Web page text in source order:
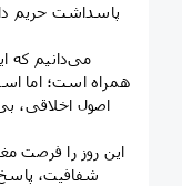
پاسداشت حریم
می‌دانیم که
همراه است؛ اما
اصول اخلاقی،
این روز را فرصت
شفافیت،